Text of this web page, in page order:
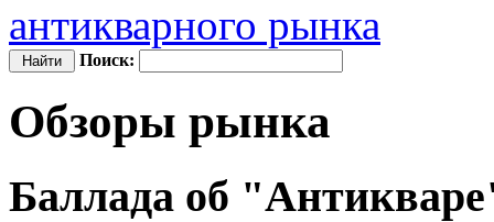
антикварного рынка
Поиск:
Обзоры рынка
Баллада об